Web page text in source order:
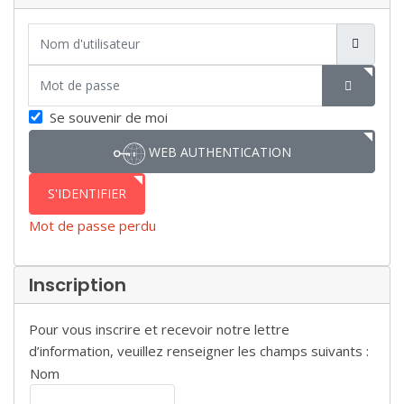
SHOW
Se souvenir de moi
WEB AUTHENTICATION
S'IDENTIFIER
Mot de passe perdu
Inscription
Pour vous inscrire et recevoir notre lettre
d’information, veuillez renseigner les champs suivants :
Nom